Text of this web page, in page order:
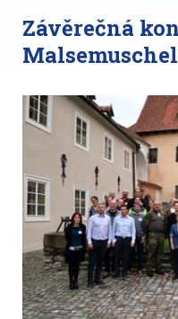
Závěrečná
Malsemuschel